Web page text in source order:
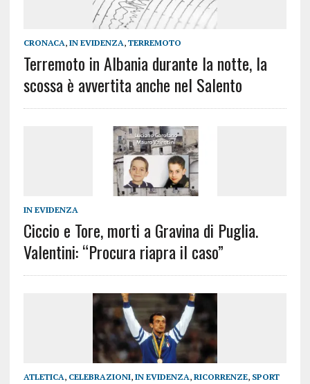
CRONACA, IN EVIDENZA, TERREMOTO
Terremoto in Albania durante la notte, la
scossa è avvertita anche nel Salento
IN EVIDENZA
Ciccio e Tore, morti a Gravina di Puglia.
Valentini: “Procura riapra il caso”
ATLETICA, CELEBRAZIONI, IN EVIDENZA, RICORRENZE, SPORT